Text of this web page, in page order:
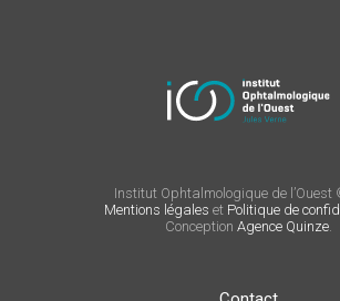
Institut Ophtalmologique de l’Ouest
Mentions légales et Politique de
Conception Agence Quinze.